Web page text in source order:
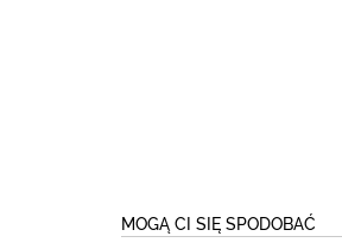
MOGĄ CI SIĘ SPODOBAĆ